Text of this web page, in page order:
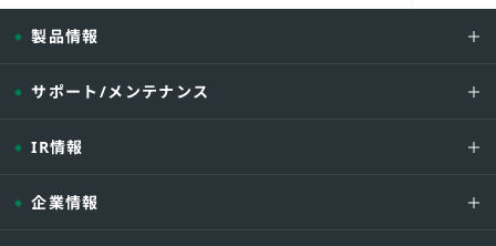
製品情報
サポート/メンテナンス
IR情報
企業情報